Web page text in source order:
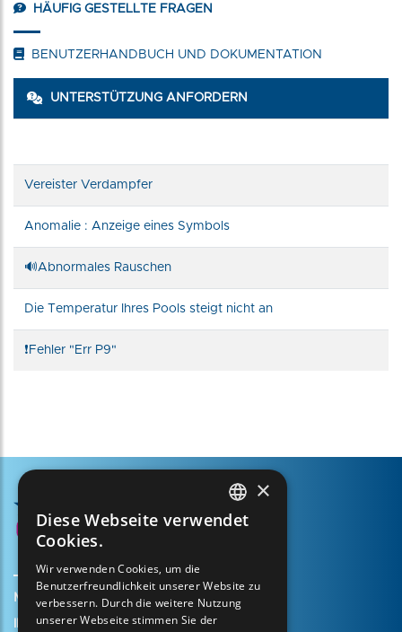
HÄUFIG GESTELLTE FRAGEN
BENUTZERHANDBUCH UND DOKUMENTATION
UNTERSTÜTZUNG ANFORDERN
Vereister Verdampfer
Anomalie : Anzeige eines Symbols
🔊Abnormales Rauschen
Die Temperatur Ihres Pools steigt nicht an
❗Fehler "Err P9"
Mein Konto erstellen
Ihr Warenkorb
FRENCH
SPANISH
ITALIAN
×
Diese Webseite verwendet
Cookies.
Wir verwenden Cookies, um die
Benutzerfreundlichkeit unserer Website zu
verbessern. Durch die weitere Nutzung
unserer Webseite stimmen Sie der